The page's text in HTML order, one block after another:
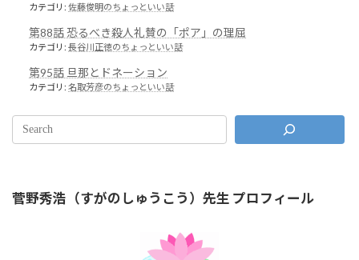
カテゴリ: 佐藤俊明のちょっといい話
第88話 恐るべき殺人礼賛の「ポア」の理屈
カテゴリ: 長谷川正徳のちょっといい話
第95話 旦那とドネーション
カテゴリ: 名取芳彦のちょっといい話
菅野秀浩（すがのしゅうこう）先生 プロフィール